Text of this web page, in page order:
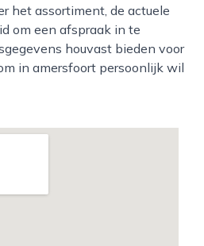
het assortiment, de actuele
om een afspraak in te
houvast bieden voor
in amersfoort persoonlijk wil